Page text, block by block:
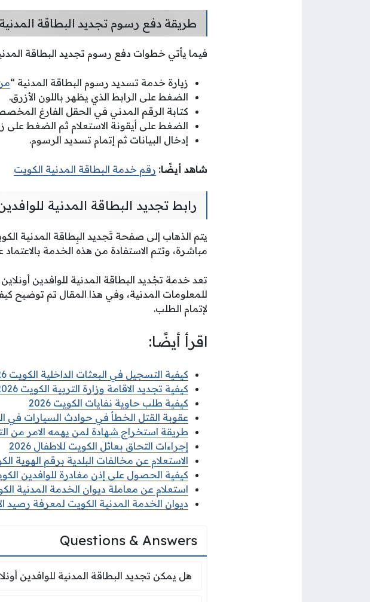
طريقة دفع رسوم تجديد البطاقة المدنية
فيما يأتي خطوات دفع رسوم تجديد البطاقة
زيارة خدمة تسديد رسوم البطاقة المدنية “
الضغط على الرابط الذي يظهر باللون الأزرق.
كتابة الرقم المدني في الحقل الفارغ
الضغط على أيقونة الاستعلام ثم الضغط على
إدخال البيانات ثم إتمام تسديد الرسوم.
شاهد أيضًا: رقم خدمة البطاقة المدنية الكويت
رابط تجديد البطاقة المدنية
يتم الذهاب إلى صفحة تَجديد البِطاقة المدنية
مباشرة، وتتم الاستفادة من هذه الخدمة
تعد خدمة تجْديد البطاقة المدنية للوافدين
للمعلومات المدنية، وفي هذا المقال تم توضيح
لإتمام الطلب.
اقرأ أيضًا:
كيفية التسجيل في البعثات الداخلية الكويت 2026
كيفية تجديد الاقامة وزارة التربية الكويت 2026
كيفية طلب حاوية نفايات الكويت 2026
عقوبة القتل الخطأ في حوادث السيارات في
طريقة استخراج شهادة لمن يهمه الامر من
إجراءات التحاق بعائل الكويت للاطفال 2026
الاستعلام عن مخالفات البلدية برقم الهوية الكويت
كيفية الحصول على إذن مغادرة للوافدين الكويت
استعلام عن معاملة ديوان الخدمة المدنية الكويت
ديوان الخدمة المدنية الكويت لمعرفة رصيد
Questions & Answers
هل يمكن تجديد البطاقة المدنية للوافدين
هل يمكن تجديد البطاقة المدنية للوافدين